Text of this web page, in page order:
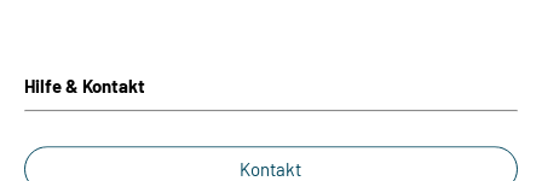
Hilfe & Kontakt
Kontakt